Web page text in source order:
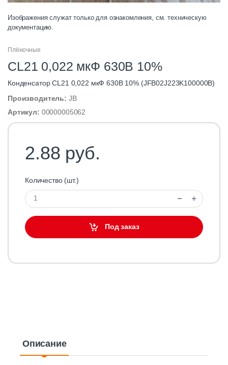
Изображения служат только для ознакомления, см. техническую
документацию.
Плёночные
CL21 0,022 мкФ 630В 10%
Конденсатор CL21 0,022 мкФ 630В 10% (JFB02J223K100000B)
Производитель: JB
Артикул: 00000005062
2.88 руб.
Количество (шт.)
Под заказ
Описание